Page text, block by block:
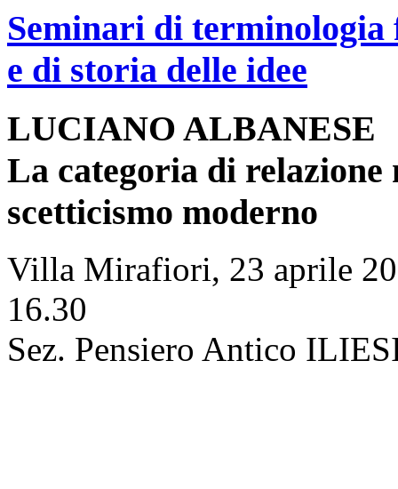
Seminari di terminologia
e di storia delle idee
LUCIANO ALBANESE
La categoria di relazione
scetticismo moderno
Villa Mirafiori, 23 aprile
16.30
Sez. Pensiero Antico